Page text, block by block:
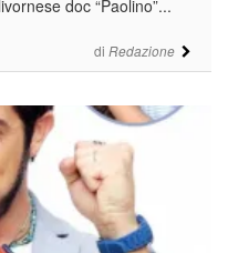
di Redazione
doc “Paolino”...